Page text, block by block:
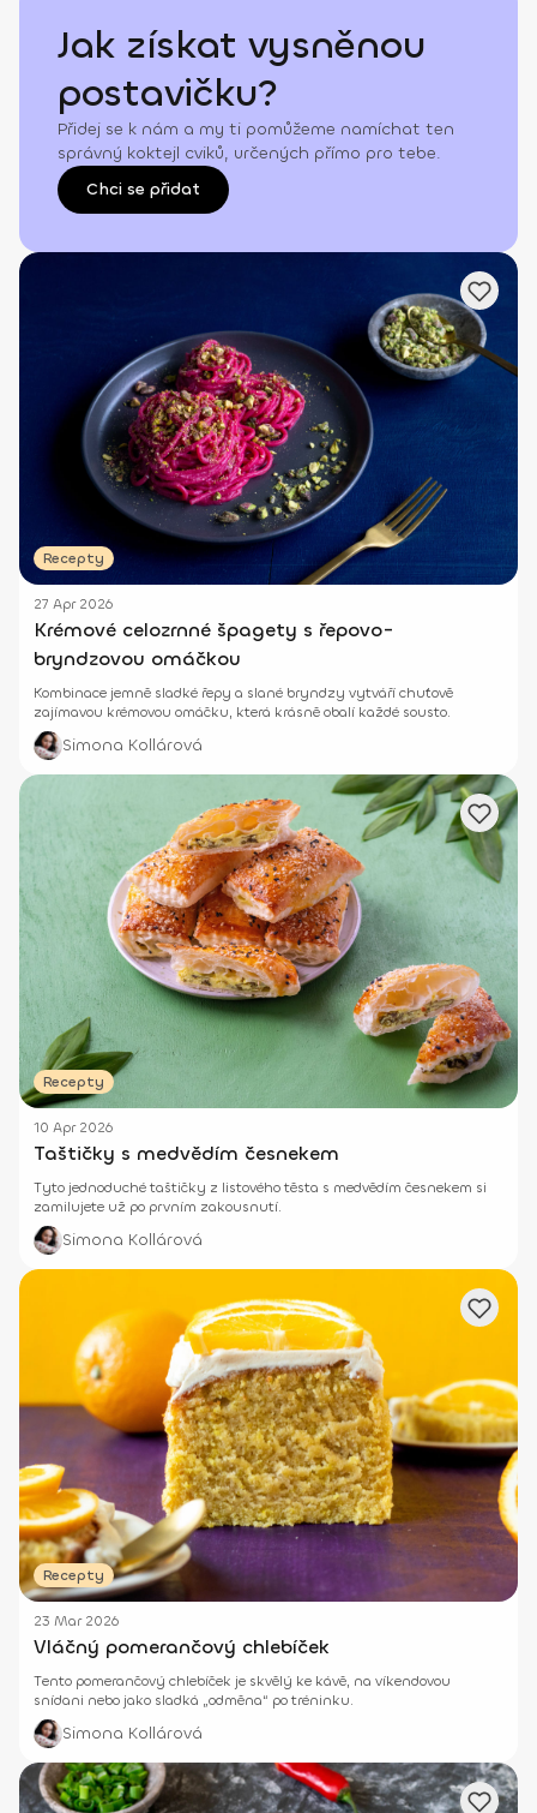
Jak získat vysněnou
postavičku?
Přidej se k nám a my ti pomůžeme namíchat ten
správný koktejl cviků, určených přímo pro tebe.
Chci se přidat
Recepty
27 Apr 2026
Krémové celozrnné špagety s řepovo-
bryndzovou omáčkou
Kombinace jemně sladké řepy a slané bryndzy vytváří chuťově
zajímavou krémovou omáčku, která krásně obalí každé sousto.
Simona Kollárová
Recepty
10 Apr 2026
Taštičky s medvědím česnekem
Tyto jednoduché taštičky z listového těsta s medvědím česnekem si
zamilujete už po prvním zakousnutí.
Simona Kollárová
Recepty
23 Mar 2026
Vláčný pomerančový chlebíček
Tento pomerančový chlebíček je skvělý ke kávě, na víkendovou
snídani nebo jako sladká „odměna“ po tréninku.
Simona Kollárová